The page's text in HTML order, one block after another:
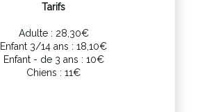
Tarifs
Adulte : 28,30€
Enfant 3/14 ans : 18,10€
Enfant - de 3 ans : 10€
Chiens : 11€